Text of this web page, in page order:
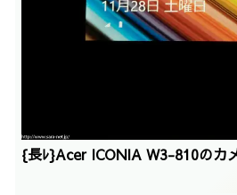
{長ﾚ}Acer ICONIA W3-810のカ